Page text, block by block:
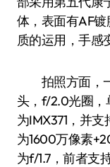
体，表面有AF
质的运用，手感
拍照方面，一
头，f/2.0光圈，
为IMX371，并
为1600万像素
为f/1.7，前者支